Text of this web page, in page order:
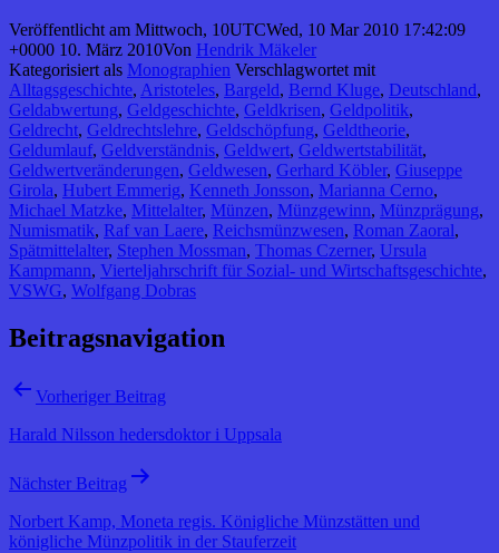
Veröffentlicht am Mittwoch, 10UTCWed, 10 Mar 2010 17:42:09
+0000 10. März 2010Von Hendrik Mäkeler
Kategorisiert als Monographien Verschlagwortet mit
Alltagsgeschichte, Aristoteles, Bargeld, Bernd Kluge, Deutschland,
Geldabwertung, Geldgeschichte, Geldkrisen, Geldpolitik,
Geldrecht, Geldrechtslehre, Geldschöpfung, Geldtheorie,
Geldumlauf, Geldverständnis, Geldwert, Geldwertstabilität,
Geldwertveränderungen, Geldwesen, Gerhard Köbler, Giuseppe
Girola, Hubert Emmerig, Kenneth Jonsson, Marianna Cerno,
Michael Matzke, Mittelalter, Münzen, Münzgewinn, Münzprägung,
Numismatik, Raf van Laere, Reichsmünzwesen, Roman Zaoral,
Spätmittelalter, Stephen Mossman, Thomas Czerner, Ursula
Kampmann, Vierteljahrschrift für Sozial- und Wirtschaftsgeschichte,
VSWG, Wolfgang Dobras
Beitragsnavigation
Vorheriger Beitrag
Harald Nilsson hedersdoktor i Uppsala
Nächster Beitrag
Norbert Kamp, Moneta regis. Königliche Münzstätten und
königliche Münzpolitik in der Stauferzeit